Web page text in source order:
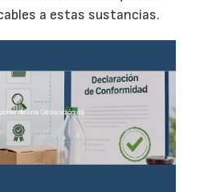
a estas sustancias.